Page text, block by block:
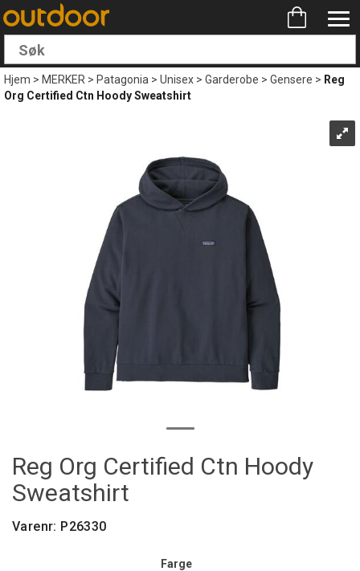
Hjem>MERKER>Patagonia>Unisex>Garderobe>Gensere> Reg
Org Certified Ctn Hoody Sweatshirt
Reg Org Certified Ctn Hoody
Sweatshirt
Varenr: P26330
Farge